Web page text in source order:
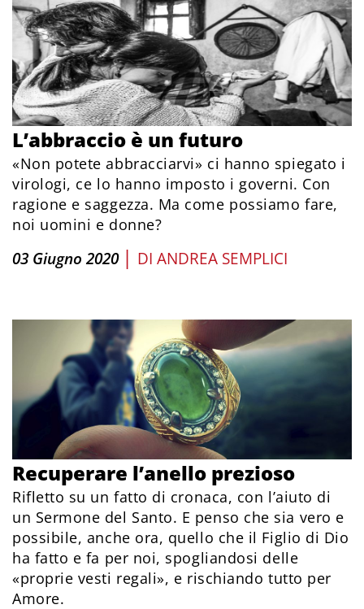
L’abbraccio è un futuro
«Non potete abbracciarvi» ci hanno spiegato i
virologi, ce lo hanno imposto i governi. Con
ragione e saggezza. Ma come possiamo fare,
noi uomini e donne?
03 Giugno 2020 | DI ANDREA SEMPLICI
Recuperare l’anello prezioso
Rifletto su un fatto di cronaca, con l’aiuto di
un Sermone del Santo. E penso che sia vero e
possibile, anche ora, quello che il Figlio di Dio
ha fatto e fa per noi, spogliandosi delle
«proprie vesti regali», e rischiando tutto per
Amore.